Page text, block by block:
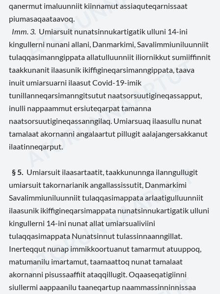
qanermut imaluunniit kiinnamut assiaquteqarnissaat
piumasaqaataavoq.
Imm. 3. Umiarsuit nunatsinnukartigatik ulluni 14-ini
kingullerni nunani allani, Danmarkimi, Savalimmiuniluunniit
tulaqqasimanngippata allatulluunniit iliornikkut sumiiffinnit
taakkunanit ilaasunik ikiffigineqarsimanngippata, taava
inuit umiarsuarni ilaasut Covid-19-imik
tunillanneqarsimanngitsutut naatsorsuutigineqassapput,
inulli nappaammut ersiuteqarpat tamanna
naatsorsuutigineqassanngilaq. Umiarsuaq ilaasullu nunat
tamalaat akornanni angalaartut pillugit aalajangersakkanut
ilaatinneqarput.
§ 5. Umiarsuit ilaasartaatit, taakkununnga ilanngullugit
umiarsuit takornarianik angallassissutit, Danmarkimi
Savalimmiuniluunniit tulaqqasimappata arlaatigulluunniit
ilaasunik ikiffigineqarsimappata nunatsinnukartigatik ulluni
kingullerni 14-ini nunat allat umiarsualiviini
tulaqqasimappata Nunatsinnut tulassinnaanngillat.
Inerteqqut nunap immikkoortuanut tamarmut atuuppoq,
matumanilu imartamut, taamaattoq nunat tamalaat
akornanni pisussaaffiit ataqqillugit. Oqaaseqatigiinni
siullermi aappaanilu taaneqartup naammassinninnissaa